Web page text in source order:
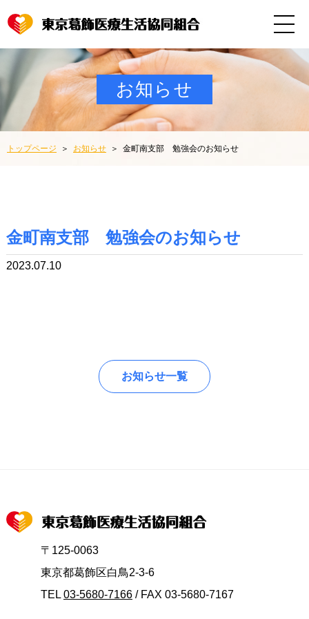
お知らせ
トップページ お知らせ 金町南支部 勉強会のお知らせ
金町南支部 勉強会のお知らせ
2023.07.10
お知らせ一覧
〒125-0063
東京都葛飾区白鳥2-3-6
TEL 03-5680-7166/ FAX 03-5680-7167